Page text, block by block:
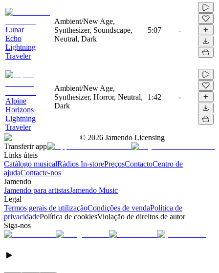
Lunar
Echo
Lightning
Traveler
Ambient/New Age,
Synthesizer, Soundscape,
Neutral, Dark
5:07 -
Alpine
Horizons
Lightning
Traveler
Ambient/New Age,
Synthesizer, Horror, Neutral,
Dark
1:42 -
© 2026 Jamendo Licensing
Transferir app
Links úteis
Catálogo musicalRádios In-storePreçosContactoCentro de
ajudaContacte-nos
Jamendo
Jamendo para artistasJamendo Music
Legal
Termos gerais de utilizaçãoCondições de vendaPolítica de
privacidadePolítica de cookiesViolação de direitos de autor
Siga-nos